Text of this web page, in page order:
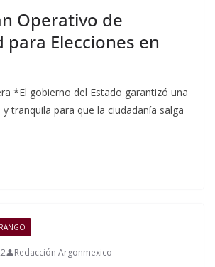
Operativo de
para Elecciones en
*El gobierno del Estado garantizó una
tranquila para que la ciudadanía salga
Redacción Argonmexico